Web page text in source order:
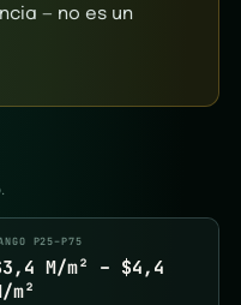
— no es un
P25–P75
M/m² – $4,4
m²